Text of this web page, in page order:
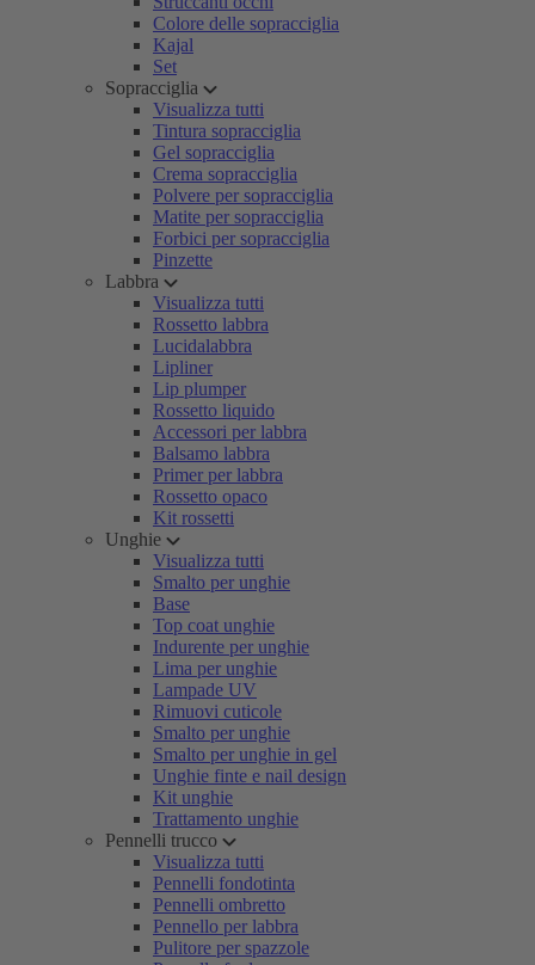
Colore delle sopracciglia
Kajal
Set
Sopracciglia
Visualizza tutti
Tintura sopracciglia
Gel sopracciglia
Crema sopracciglia
Polvere per sopracciglia
Matite per sopracciglia
Forbici per sopracciglia
Pinzette
Labbra
Visualizza tutti
Rossetto labbra
Lucidalabbra
Lipliner
Lip plumper
Rossetto liquido
Accessori per labbra
Balsamo labbra
Primer per labbra
Rossetto opaco
Kit rossetti
Unghie
Visualizza tutti
Smalto per unghie
Base
Top coat unghie
Indurente per unghie
Lima per unghie
Lampade UV
Rimuovi cuticole
Smalto per unghie
Smalto per unghie in gel
Unghie finte e nail design
Kit unghie
Trattamento unghie
Pennelli trucco
Visualizza tutti
Pennelli fondotinta
Pennelli ombretto
Pennello per labbra
Pulitore per spazzole